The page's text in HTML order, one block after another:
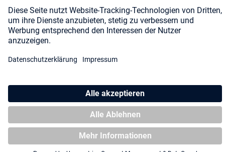
Shipping
* Alle Preise inkl. gesetzl. Mehrwertsteuer zzgl.Versandkostenund
ggf. Nachnahmegebühren, wenn nicht anders angegeben.